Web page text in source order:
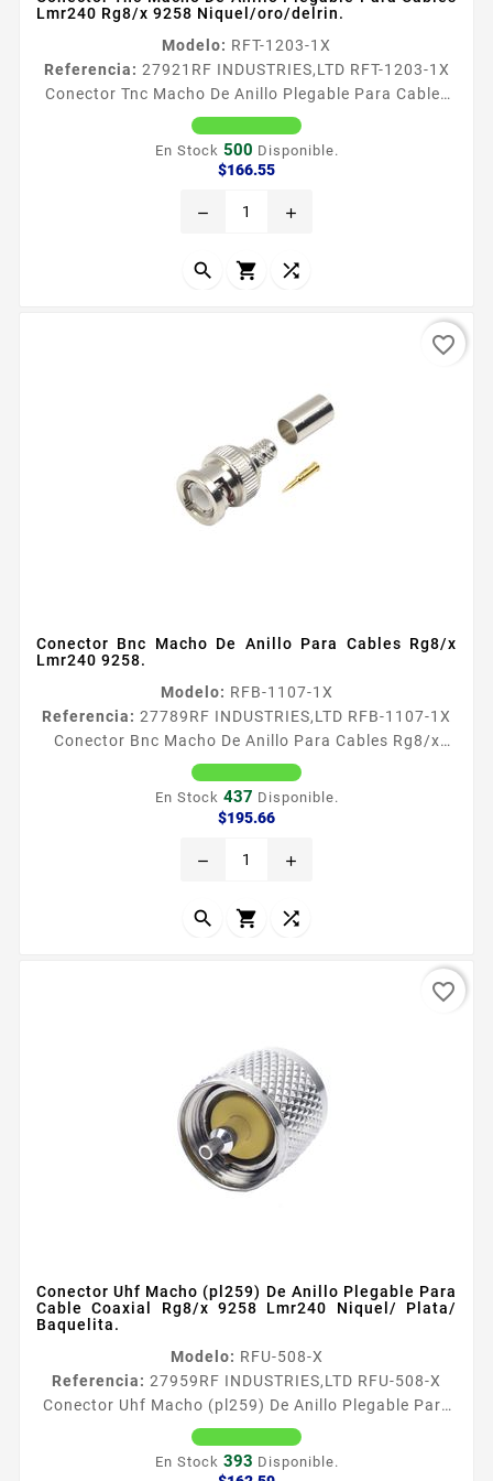
Lmr240 Rg8/x 9258 Niquel/oro/delrin.
Modelo: RFT-1203-1X
Referencia: 27921 RF INDUSTRIES,LTD RFT-1203-1X
Conector Tnc Macho De Anillo Plegable Para Cables
Lmr240 Rg8/x 9258 Niquel/oro/delrin. Conector TNC
Macho de Anillo Plegable para LMR240 RG8X 9258
Tipo de Conector TNC Macho Especial para Cable
Anillo plegable Cuerpo de Bronce Niacutequel
En Stock 500 Disponible.
$166.55Precio
remove add
  
Conector Bnc Macho De Anillo Para Cables Rg8/x
Lmr240 9258.
Modelo: RFB-1107-1X
Referencia: 27789RF INDUSTRIES,LTD RFB-1107-1X
Conector Bnc Macho De Anillo Para Cables Rg8/x
Lmr240 9258. Conector BNC Macho de Anillo para
cables RG8X LMR240 9258 Tipo de Conector BNC
Macho Especial para Cable RG8X BELDEN 9258
Bronce Niquelado Contacto Central Oro Aislante
En Stock 437 Disponible.
$195.66Precio
remove add
  
favorite_border
Conector Uhf Macho (pl259) De Anillo Plegable Para
Cable Coaxial Rg8/x 9258 Lmr240 Niquel/ Plata/
Baquelita.
Modelo: RFU-508-X
Referencia: 27959RF INDUSTRIES,LTD RFU-508-X
Conector Uhf Macho (pl259) De Anillo Plegable Para
Cable Coaxial Rg8/x 9258 Lmr240 Niquel/ Plata/
Baquelita. Conector UHF Macho PL259 Anillo
En Stock 393 Disponible.
favorite_border